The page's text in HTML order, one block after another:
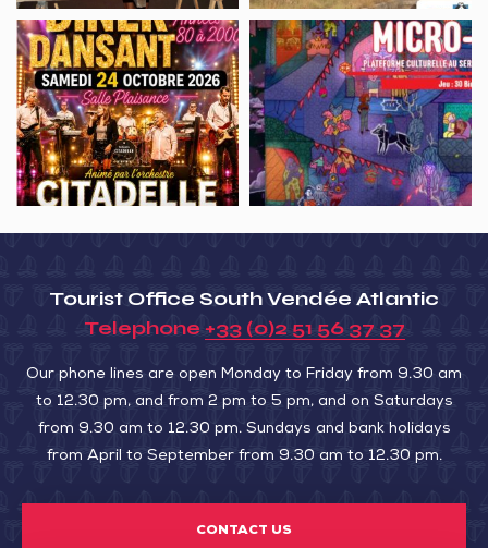
Baie
Rade
d’amour
Dîner
dansant
années
80
à
2000
Jeu
vidéo,
30
Birds
Tourist Office South Vendée Atlantic
Telephone +33 (0)2 51 56 37 37
Our phone lines are open Monday to Friday from 9.30 am
to 12.30 pm, and from 2 pm to 5 pm, and on Saturdays
from 9.30 am to 12.30 pm. Sundays and bank holidays
from April to September from 9.30 am to 12.30 pm.
CONTACT US